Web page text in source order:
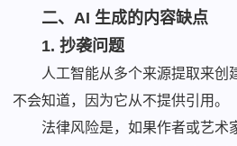
二、AI 生成的内容缺点
1. 抄袭问题
人工智能从多个来源提取来创
不会知道，因为它从不提供引用。
法律风险是，如果作者或艺术